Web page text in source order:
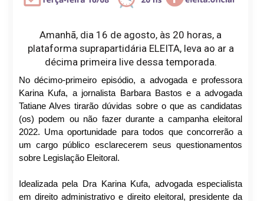
Amanhã, dia 16 de agosto, às 20 horas, a
plataforma suprapartidária ELEITA, leva ao ar a
décima primeira live dessa temporada.
No décimo-primeiro episódio, a advogada e professora
Karina Kufa, a jornalista Barbara Bastos e a advogada
Tatiane Alves tirarão dúvidas sobre o que as candidatas
(os) podem ou não fazer durante a campanha eleitoral
2022. Uma oportunidade para todos que concorrerão a
um cargo público esclarecerem seus questionamentos
sobre Legislação Eleitoral.
Idealizada pela Dra Karina Kufa, advogada especialista
em direito administrativo e direito eleitoral, presidente da